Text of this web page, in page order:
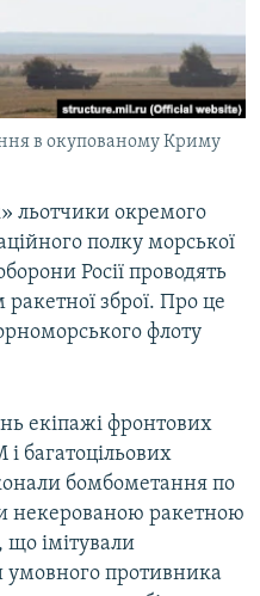
в окупованому Криму
льотчики окремого
полку морської
Росії проводять
зброї. Про це
флоту
екіпажі фронтових
багатоцільових
бомбометання по
некерованою ракетною
що імітували
умовного противника